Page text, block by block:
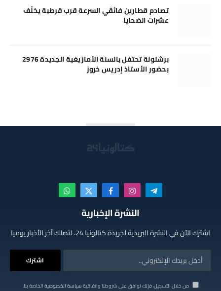
تصادم قطارين فائقَي السرعة قرب قرطبة يخلّف
عشرات الضحايا
برشلونة تحتفل بالسنة الأمازيغية الجديدة 2976
بحضور الأستاذ إدريس خروز
تيلقرام الانستغرامفيسبوكX
(Twitter)
واتساب
النشرة الإخبارية
اشترك الآن في النشرة البريدية لجريدة كتالونيا 24، لتصلك آخر الأخبار يوميا
من خلال التسجيل، فإنك توافق على شروطنا واتفاقيةسياسة الخصوصيةالخاصة بنا.